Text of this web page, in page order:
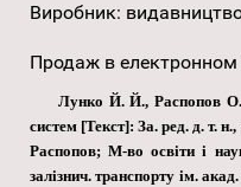
Виробник:
Продаж в електронном
Лунко Й. Й., Распопов О.
систем [Текст]: За. ред. д. т.
Распопов; М-во освіти і
залізнич. транспорту ім.